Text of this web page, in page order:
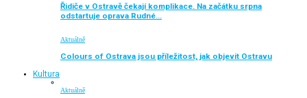
Řidiče v Ostravě čekají komplikace. Na začátku srpna
odstartuje oprava Rudné…
Aktuálně
Colours of Ostrava jsou příležitost, jak objevit Ostravu
Kultura
Aktuálně